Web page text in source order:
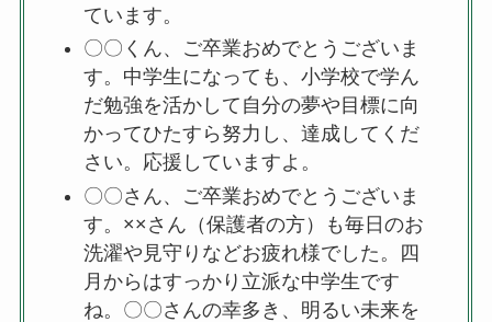
ています。
〇〇くん、ご卒業おめでとうございま
す。中学生になっても、小学校で学ん
だ勉強を活かして自分の夢や目標に向
かってひたすら努力し、達成してくだ
さい。応援していますよ。
〇〇さん、ご卒業おめでとうございま
す。××さん（保護者の方）も毎日のお
洗濯や見守りなどお疲れ様でした。四
月からはすっかり立派な中学生です
ね。〇〇さんの幸多き、明るい未来を